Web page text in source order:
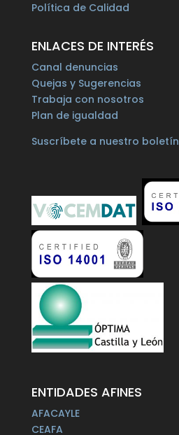
Política de Calidad
ENLACES DE INTERÉS
Canal denuncias
Quejas y Sugerencias
Trabaja con nosotros
Plan de igualdad
Suscríbete a nuestro boletín
ENTIDADES AFINES
AFACAYLE
CEAFA